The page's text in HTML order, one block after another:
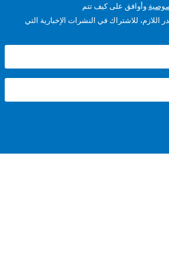
على كيف تتم
للاشتراك في النشرات الإخبارية التي